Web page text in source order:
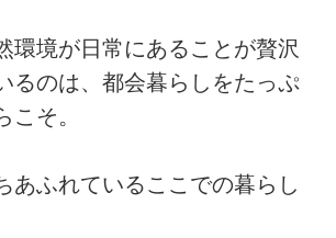
環境が日常にあることが贅沢
るのは、都会暮らしをたっぷ
こそ。
あふれているここでの暮らし